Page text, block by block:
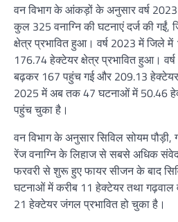
वन विभाग के आंकड़ों के अनुसार वर्ष
कुल 325 वनाग्नि की घटनाएं दर्ज की
क्षेत्र प्रभावित हुआ। वर्ष 2023 में जिले
176.74 हेक्टेयर क्षेत्र प्रभावित हुआ।
बढ़कर 167 पहुंच गई और 209.13 हेक्टेयर
2025 में अब तक 47 घटनाओं में 50.46
पहुंच चुका है।
वन विभाग के अनुसार सिविल सोयम
रेंज वनाग्नि के लिहाज से सबसे अधिक
फरवरी से शुरू हुए फायर सीजन के बाद
घटनाओं में करीब 11 हेक्टेयर तथा
21 हेक्टेयर जंगल प्रभावित हो चुका है।